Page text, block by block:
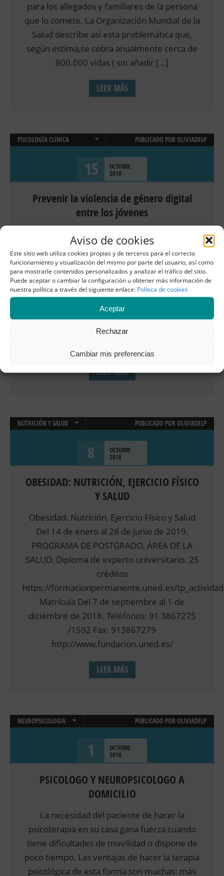
Aviso de cookies
Este sitio web utiliza cookies propias y de terceros para el correcto
funcionamiento y visualización del mismo por parte del usuario, así como
para mostrarle contenidos personalizados y analizar el tráfico del sitio.
Puede aceptar o cambiar la configuración u obtener más información de
nuestra política a través del siguiente enlace: Política de cookies
Aceptar
Rechazar
Cambiar mis preferencias
para los allegados y familiares de la persona
que lo comete. La Organización Mundial de la
Salud describe así esta problemática que,
según estima,se cobra anualmente cerca de
800.000 vidas ( sin añadir […]
LEER MÁS
PSICOLOGÍA CLÍNICA
PUBLICADO POR OLIVIADELP
15
OCTUBRE
2018
Prevenir la violencia de género digital
entre los jóvenes
El Congreso aprueba acciones para prevenir
la violencia de género digital entre los jóvenes
La ultima estadística anual del Observatorio
contra la Violencia Doméstica y de Género
del Consejo General del Poder Judicial refleja
un incremento de los casos de violencia de
género entre parejas adolescentes.
Fomentar la prevención de la violencia de
LEER MÁS
NUTRICIÓN Y SALUD
PUBLICADO POR OLIVIADELP
8
OCTUBRE
2018
OBESIDAD: NUTRICIÓN, EJERCICIO FÍSICO
Y SALUD
Obesidad: Nutrición, Ejercicio Físico y Salud
Del 14 de enero al 28 de junio de 2019.
PROGRAMA DE POSTGRADO. ÁREA DE LA
SALUD. Diploma de experto universitario. 25
créditos
https://formacionpermanente.uned.es/
Matrícula Del 7 de septiembre al 1 de
diciembre de 2018. Teléfonos: 91 3867275
/1592 Fax: 913867279
http://www.fundacion.uned.es/
LEER MÁS
NEUROPSICOLOGIA
PUBLICADO POR OLIVIADELP
1
OCTUBRE
2018
PSICOLOGO Y NEUROPSICOLOGO A
DOMICILIO
La necesidad del paciente de hacer la
psicoterapia en su casa gana fuerza cuando
tiene dificultades de movilidad o dispone de
poco tiempo. Las ventajas de hacer la terapia
psicológica de esta forma son muchas: más